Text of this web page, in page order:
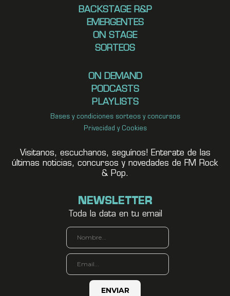
BACKSTAGE R&P
EMERGENTES
ON STAGE
SORTEOS
ON DEMAND
PODCASTS
PLAYLISTS
Bases y condiciones sorteos y concursos
Privacidad y Cookies
Visitanos, escuchanos, seguínos! Enterate de las
últimas noticias, concursos y novedades de FM Rock
& Pop.
NEWSLETTER
Toda la data en tu email